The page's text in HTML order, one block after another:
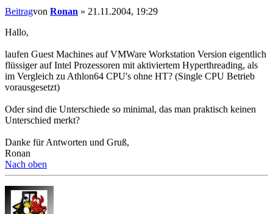
Beitragvon Ronan » 21.11.2004, 19:29
Hallo,
laufen Guest Machines auf VMWare Workstation Version eigentlich
flüssiger auf Intel Prozessoren mit aktiviertem Hyperthreading, als
im Vergleich zu Athlon64 CPU's ohne HT? (Single CPU Betrieb
vorausgesetzt)
Oder sind die Unterschiede so minimal, das man praktisch keinen
Unterschied merkt?
Danke für Antworten und Gruß,
Ronan
Nach oben